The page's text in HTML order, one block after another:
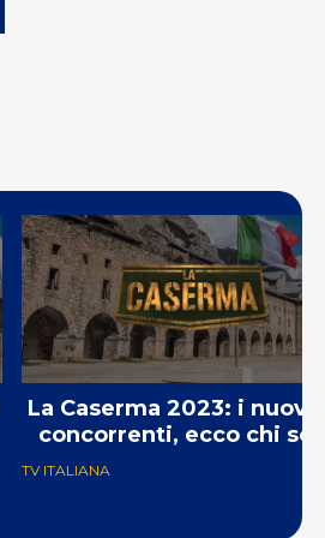
La Caserma 2023: i nuovi
concorrenti, ecco chi
TV ITALIANA